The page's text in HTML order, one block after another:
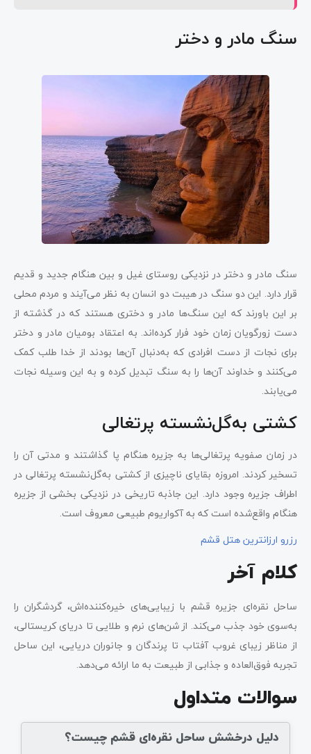
سنگ مادر و دختر
سنگ مادر و دختر در نزدیکی روستای غیل و بین هنگام جدید و قدیم
قرار دارد. این دو سنگ در هیبت دو انسان به نظر می‌آیند و مردم محلی
بر این باورند که این سنگ‌ها مادر و دختری هستند که در گذشته از
دست زورگویان زمان خود فرار کرده‌اند. به اعتقاد بومیان مادر و دختر
برای نجات از دست افرادی که به‌دنبال آن‌ها بودند از خدا طلب کمک
می‌کنند و خداوند آن‌ها را به سنگ تبدیل کرده و به این وسیله نجات
می‌یابند.
کشتی به‌گل‌نشسته پرتغالی
در زمان صفویه پرتغالی‌ها به جزیره هنگام پا گذاشتند و مدتی آن را
تسخیر کردند. امروزه بقایای ناچیزی از کشتی به‌گل‌نشسته پرتغالی در
اطراف جزیره وجود دارد. این جاذبه تاریخی در نزدیکی بخشی از جزیره
هنگام واقع‌شده است که به آکواریوم طبیعی معروف است.
رزرو ارزانترین هتل قشم
کلام آخر
ساحل نقره‌ای جزیره قشم با زیبایی‌های خیره‌کننده‌اش، گردشگران را
به‌سوی خود جذب می‌کند. از شن‌های نرم و طلایی تا دریای کریستالی،
از مناظر زیبای غروب آفتاب تا پرندگان و جانوران دریایی، این ساحل
تجربه‌ فوق‌العاده و جذابی از طبیعت به ما ارائه می‌دهد.
سوالات متداول
دلیل درخشش ساحل نقره‌ای قشم چیست؟